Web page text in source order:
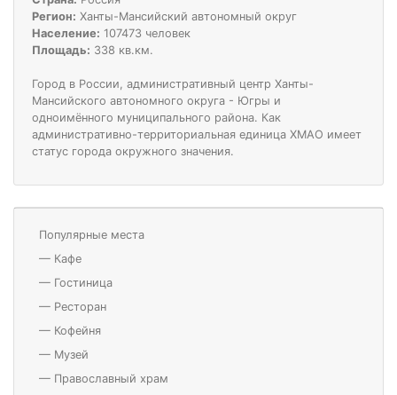
Регион: Ханты-Мансийский автономный округ
Население: 107473 человек
Площадь: 338 кв.км.
Город в России, административный центр Ханты-
Мансийского автономного округа - Югры и
одноимённого муниципального района. Как
административно-территориальная единица ХМАО имеет
статус города окружного значения.
Популярные места
— Кафе
— Гостиница
— Ресторан
— Кофейня
— Музей
— Православный храм